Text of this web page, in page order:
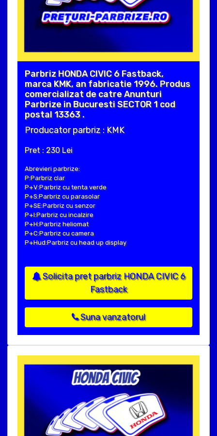
Parbriz HONDA CIVIC 6 Fastback,
marca KMK, an fabricatie 1996. Produs
comercializat de catre Anunturi
Parbrize in Bucuresti SECTOR 1 cod
postal 13363 .
Producator parbriz : KMK
Pret : 230 Lei
Abrevieri parbrize:
P:Parbriz clar
P+V:Parbriz cu tenta verde
P+S:Parbriz cu parasolar
P+SE:Parbriz cu senzor
P+I:Parbriz cu incalzire
P+H:Parbriz heliomat
P+C:Parbriz cu camera
P+Hud:Parbriz cu head up display
Solicita pret parbriz HONDA CIVIC 6
Fastback
Suna vanzatorul